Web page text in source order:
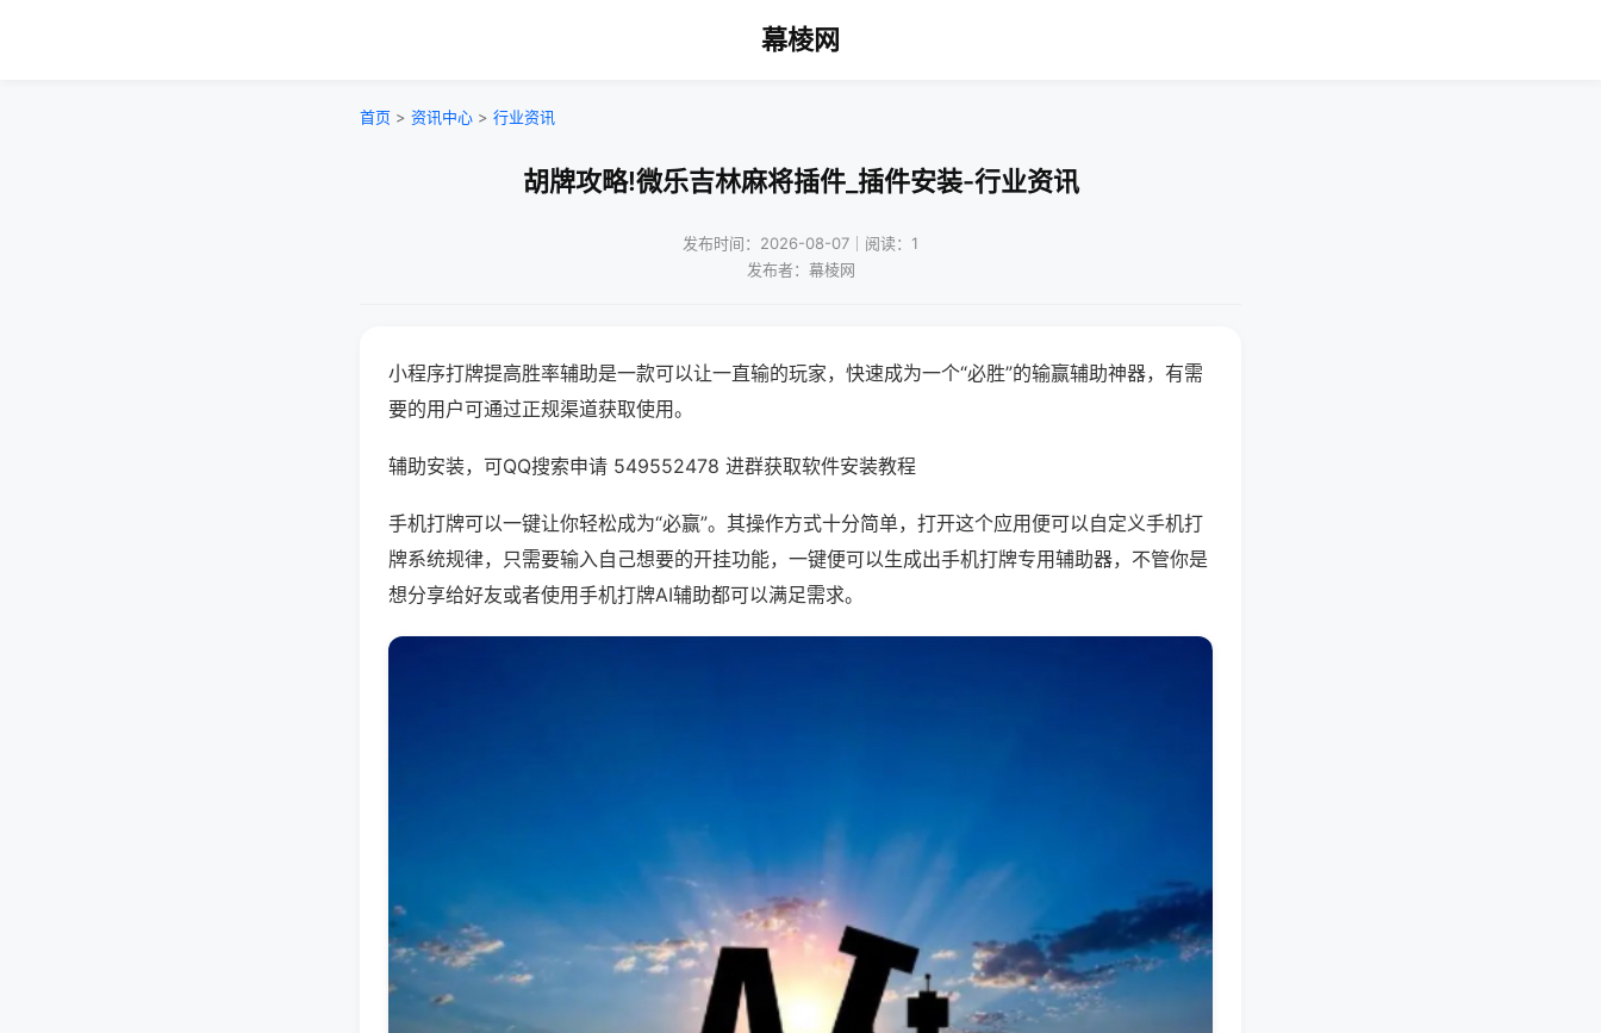
幕棱网
首页 > 资讯中心 > 行业资讯
胡牌攻略!微乐吉林麻将插件_插件安装-行业资讯
发布时间：2026-08-07｜阅读：1
发布者：幕棱网
小程序打牌提高胜率辅助是一款可以让一直输的玩家，快速成为一个“必胜”的输赢辅助神器，有需
要的用户可通过正规渠道获取使用。
辅助安装，可QQ搜索申请 549552478 进群获取软件安装教程
手机打牌可以一键让你轻松成为“必赢”。其操作方式十分简单，打开这个应用便可以自定义手机打
牌系统规律，只需要输入自己想要的开挂功能，一键便可以生成出手机打牌专用辅助器，不管你是
想分享给好友或者使用手机打牌AI辅助都可以满足需求。